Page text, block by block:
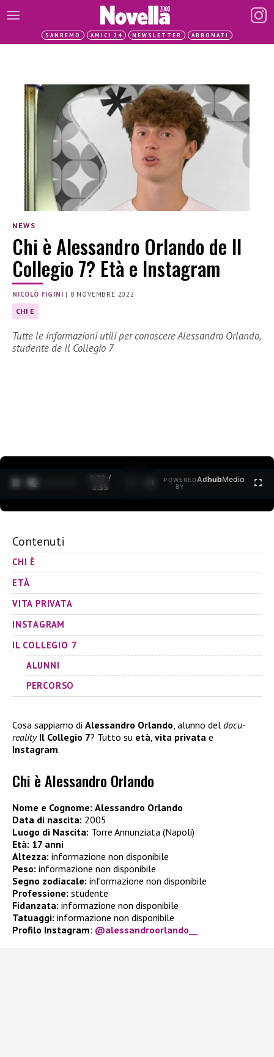
SANREMO AMICI 24 NEWSLETTER ABBONATI
NEWS
Chi è Alessandro Orlando de Il
Collegio 7? Età e Instagram
NICOLÒ FIGINI | 8 NOVEMBRE 2022
CHI È
Tutte le informazioni utili per conoscere Alessandro Orlando,
studente de Il Collegio 7
0:30 /
3:35
POWERED
BY
AdhubMedia
Contenuti
CHI È
ETÀ
VITA PRIVATA
INSTAGRAM
IL COLLEGIO 7
ALUNNI
PERCORSO
Cosa sappiamo di Alessandro Orlando, alunno del docu-
reality Il Collegio 7? Tutto su età, vita privata e
Instagram.
Chi è Alessandro Orlando
Nome e Cognome: Alessandro Orlando
Data di nascita: 2005
Luogo di Nascita: Torre Annunziata (Napoli)
Età: 17 anni
Altezza: informazione non disponibile
Peso: informazione non disponibile
Segno zodiacale: informazione non disponibile
Professione: studente
Fidanzata: informazione non disponibile
Tatuaggi: informazione non disponibile
Profilo Instagram: @alessandroorlando__